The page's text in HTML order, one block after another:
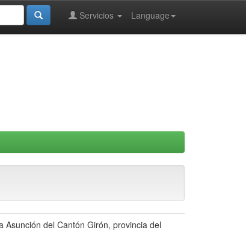
Language
Servicios
del Cantón Girón, provincia del